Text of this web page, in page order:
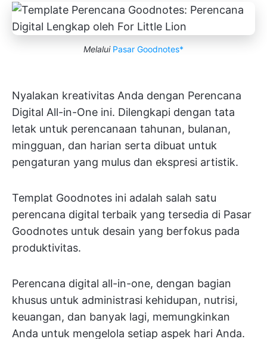
Melalui Pasar Goodnotes*
Nyalakan kreativitas Anda dengan Perencana
Digital All-in-One ini. Dilengkapi dengan tata
letak untuk perencanaan tahunan, bulanan,
mingguan, dan harian serta dibuat untuk
pengaturan yang mulus dan ekspresi artistik.
Templat Goodnotes ini adalah salah satu
perencana digital terbaik yang tersedia di Pasar
Goodnotes untuk desain yang berfokus pada
produktivitas.
Perencana digital all-in-one, dengan bagian
khusus untuk administrasi kehidupan, nutrisi,
keuangan, dan banyak lagi, memungkinkan
Anda untuk mengelola setiap aspek hari Anda.